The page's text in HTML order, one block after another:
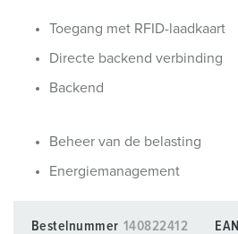
Toegang met RFID-laadkaart
Directe backend verbinding
Backend
Beheer van de belasting
Energiemanagement
Bestelnummer 140822412 EAN